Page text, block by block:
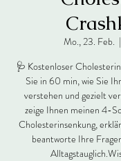
Mo., 23. Feb.
  |
🩺 Kostenloser
Sie in 60 min, wie Sie
verstehen und gezielt
zeige Ihnen meinen 4-
Cholesterinsenkung,
beantworte Ihre